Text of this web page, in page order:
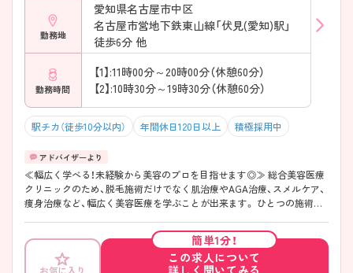
勤務地
愛知県名古屋市中区
名古屋市営地下鉄東山線「伏見(愛知)駅」
徒歩6分 他
勤務時間
【1】:11時00分～20時00分（休憩60分）
【2】:10時30分～19時30分（休憩60分）
駅チカ（徒歩10分以内） 年間休日120日以上 積極採用中
≪幅広く学べる！未経験から美容のプロを目指せます◎≫ 総合美容医療
クリニックのため、脱毛施術だけでなく肌治療やAGA治療、スメルケア、
痩身治療など、幅広く美容医療を学ぶことが出来ます。 ひとつの施術を
が可能です。 また、残業時間が月3時間程度（2025年実績）でオンオフを切
り替えながら働きやすい環境です。
簡単1分！
この求人について